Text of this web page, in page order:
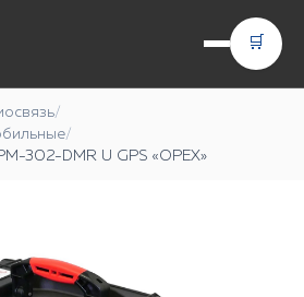
🛒
/
/
302-DMR U GPS «ОРЕХ»